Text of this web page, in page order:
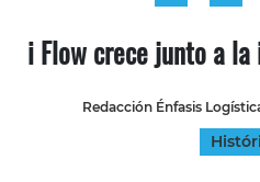
i Flow crece junto a
Redacción Énfasis